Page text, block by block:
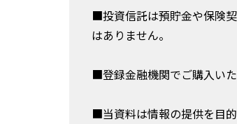
■投資信託は預貯金や保険
はありません。
■登録金融機関でご購入い
■当資料は情報の提供を目